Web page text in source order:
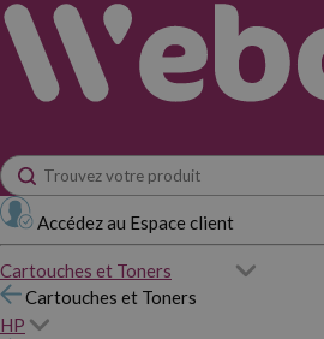
Accédez au Espace client
Cartouches et Toners
Cartouches et Toners
HP